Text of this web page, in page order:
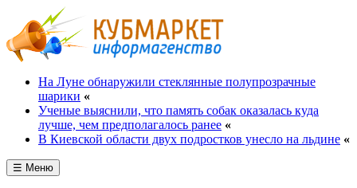
На Луне обнаружили стеклянные полупрозрачные
шарики «
Ученые выяснили, что память собак оказалась куда
лучше, чем предполагалось ранее «
В Киевской области двух подростков унесло на льдине «
☰ Меню